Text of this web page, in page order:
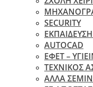
SECURITY
ΑUTOCAD
ΕΦΕΤ –
ΤΕΧΝΙΚΟΣ
ΆΛΛΑ